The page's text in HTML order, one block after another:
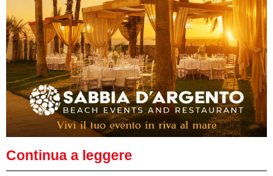
Continua a leggere